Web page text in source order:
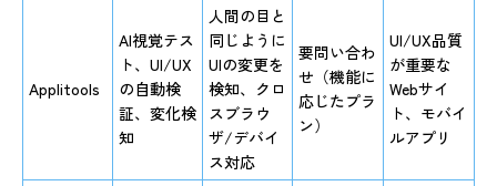
Applitools
AI視覚テス
ト、UI/UX
の自動検
証、変化検
知
人間の目と
同じように
UIの変更を
検知、クロ
スブラウ
ザ/デバイ
ス対応
要問い合わ
せ（機能に
応じたプラ
ン）
UI/UX品質
が重要な
Webサイ
ト、モバイ
ルアプリ